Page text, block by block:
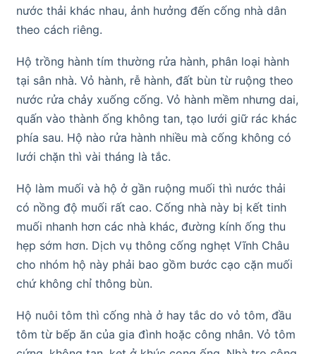
nước thải khác nhau, ảnh hưởng đến cống nhà dân
theo cách riêng.
Hộ trồng hành tím thường rửa hành, phân loại hành
tại sân nhà. Vỏ hành, rễ hành, đất bùn từ ruộng theo
nước rửa chảy xuống cống. Vỏ hành mềm nhưng dai,
quấn vào thành ống không tan, tạo lưới giữ rác khác
phía sau. Hộ nào rửa hành nhiều mà cống không có
lưới chặn thì vài tháng là tắc.
Hộ làm muối và hộ ở gần ruộng muối thì nước thải
có nồng độ muối rất cao. Cống nhà này bị kết tinh
muối nhanh hơn các nhà khác, đường kính ống thu
hẹp sớm hơn. Dịch vụ thông cống nghẹt Vĩnh Châu
cho nhóm hộ này phải bao gồm bước cạo cặn muối
chứ không chỉ thông bùn.
Hộ nuôi tôm thì cống nhà ở hay tắc do vỏ tôm, đầu
tôm từ bếp ăn của gia đình hoặc công nhân. Vỏ tôm